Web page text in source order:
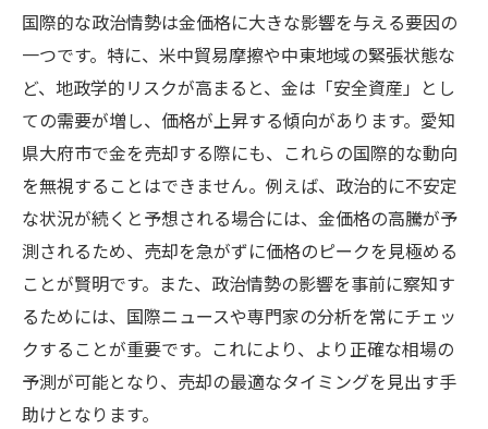
国際的な政治情勢は金価格に大きな影響を与える要因の
一つです。特に、米中貿易摩擦や中東地域の緊張状態な
ど、地政学的リスクが高まると、金は「安全資産」とし
ての需要が増し、価格が上昇する傾向があります。愛知
県大府市で金を売却する際にも、これらの国際的な動向
を無視することはできません。例えば、政治的に不安定
な状況が続くと予想される場合には、金価格の高騰が予
測されるため、売却を急がずに価格のピークを見極める
ことが賢明です。また、政治情勢の影響を事前に察知す
るためには、国際ニュースや専門家の分析を常にチェッ
クすることが重要です。これにより、より正確な相場の
予測が可能となり、売却の最適なタイミングを見出す手
助けとなります。